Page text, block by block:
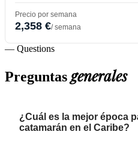
Precio por semana
2,358 €/ semana
— Questions
Preguntasgenerales
¿Cuál es la mejor época
catamarán en el Caribe?